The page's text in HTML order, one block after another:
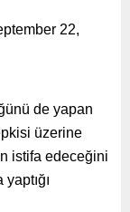
22,
de yapan
üzerine
istifa edeceğini